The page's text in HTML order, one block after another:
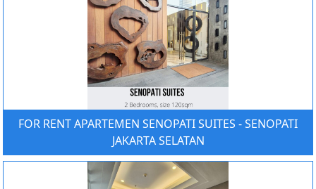
FOR RENT APARTEMEN SENOPATI SUITES - SENOPATI
JAKARTA SELATAN